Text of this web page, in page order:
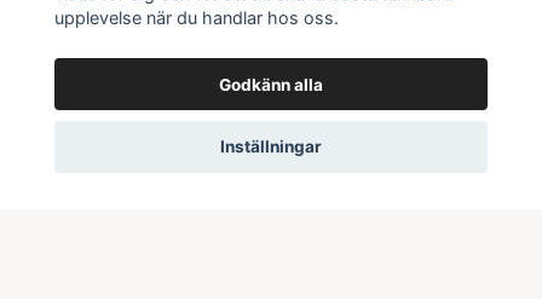
Köpvillkor
Prenumerera på vårt nyhetsbrev
upplevelse när du handlar hos oss.
Godkänn alla
Inställningar